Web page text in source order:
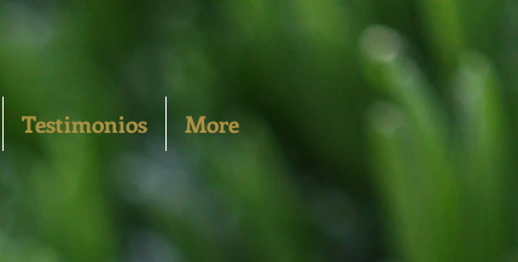
Testimonios More